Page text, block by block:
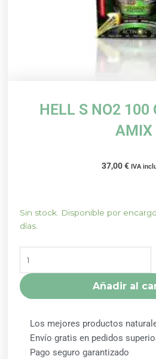
HELL S NO2 100
AMIX
37,00€ IVA
Sin stock. Disponible por
días.
HELL
S
CÁPSULAS
AMIX
cantidad
Añadir al
Los mejores productos
Envío gratis en pedidos
Pago seguro garantizado